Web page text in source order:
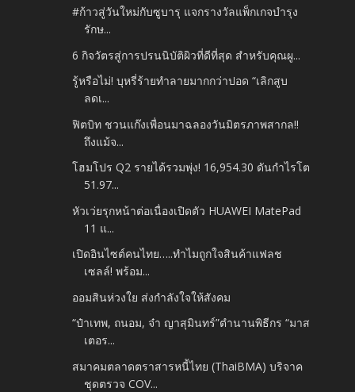
#ก้าวสู่วันใหม่กับซูบารุ แจกรางวัลแพ็กเกจบำรุง
รักษ...
6 กิจวัตรสู่การปรนนิบัติผิวที่ดีที่สุด สำหรับคุณผู...
รู้หรือไม่! บุหรี่ร้ายทำลายมากกว่าปอด “เลิกสูบ
ลดเ...
ฟิตบิท ชวนแก๊งเพื่อนมาฉลองวันมิตรภาพสากล!!
ถึงแม้จ...
โฮมโปร Q2 รายได้รวมพุ่ง! 16,954.30 ดันกำไรโต
51.97...
หัวเว่ยรุกหน้าต่อเนื่องเปิดตัว HUAWEI MatePad
11 แ...
เปิดอินไซต์คนไทย…..ทำไมถูกใจสินค้าแฟลช
เซลล์! พร้อม...
ออมสินห่วงใย ส่งกำลังใจให้สังคม
“ป๋าเทพ, ถนอม, จ๋า ญาสุมินทร์”ตำนานพิธีกร “มาส
เตอร...
สมาคมตลาดตราสารหนี้ไทย (ThaiBMA) บริจาค
ชุดตรวจ COV...